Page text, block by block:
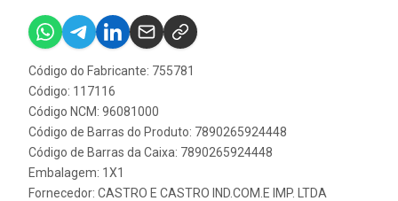
Código do Fabricante: 755781
Código: 117116
Código NCM: 96081000
Código de Barras do Produto: 7890265924448
Código de Barras da Caixa: 7890265924448
Embalagem: 1X1
Fornecedor: CASTRO E CASTRO IND.COM.E IMP. LTDA